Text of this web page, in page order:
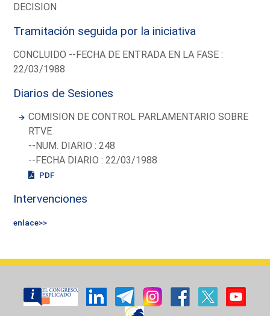
DECISION
Tramitación seguida por la iniciativa
CONCLUIDO --FECHA DE ENTRADA EN LA FASE :
22/03/1988
Diarios de Sesiones
COMISION DE CONTROL PARLAMENTARIO SOBRE
RTVE
--NUM. DIARIO : 248
--FECHA DIARIO : 22/03/1988
PDF
Intervenciones
enlace>>